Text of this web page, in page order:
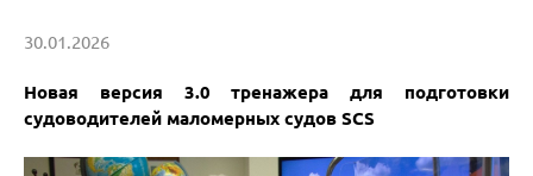
30.01.2026
Новая версия 3.0 тренажера для подготовки
судоводителей маломерных судов SCS